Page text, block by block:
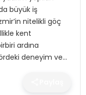
büyük iş
nitelikli göç
kent
ardına
deneyim ve…